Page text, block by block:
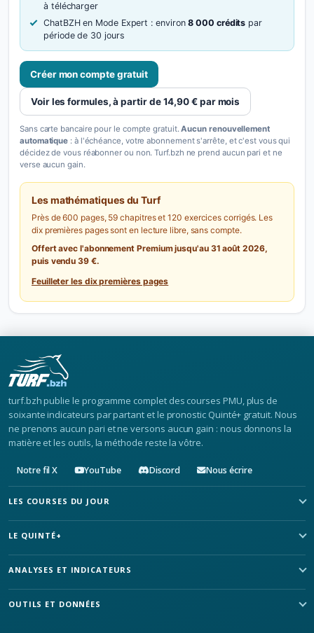
à télécharger
ChatBZH en Mode Expert : environ8 000 crédits par
période de 30 jours
Créer mon compte gratuit
Voir les formules, à partir de 14,90 € par mois
Sans carte bancaire pour le compte gratuit.Aucun renouvellement
automatique : à l'échéance, votre abonnement s'arrête, et c'est vous qui
décidez de vous réabonner ou non. Turf.bzh ne prend aucun pari et ne
verse aucun gain.
Les mathématiques du Turf
Près de 600 pages, 59 chapitres et 120 exercices corrigés. Les
dix premières pages sont en lecture libre, sans compte.
Offert avec l'abonnement Premium jusqu'au 31 août 2026,
puis vendu 39 €.
Feuilleter les dix premières pages
turf.bzh publie le programme complet des courses PMU, plus de
soixante indicateurs par partant et le pronostic Quinté+ gratuit. Nous
ne prenons aucun pari et ne versons aucun gain : nous donnons la
matière et les outils, la méthode reste la vôtre.
Notre fil X YouTube Discord Nous écrire
LES COURSES DU JOUR
LE QUINTÉ+
ANALYSES ET INDICATEURS
OUTILS ET DONNÉES